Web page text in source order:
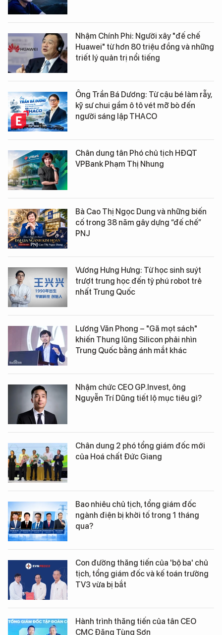
Nhậm Chính Phi: Người xây "đế chế
Huawei" từ hơn 80 triệu đồng và những
triết lý quản trị nổi tiếng
Ông Trần Bá Dương: Từ cậu bé làm rẫy,
kỹ sư chui gầm ô tô vét mỡ bò đến
người sáng lập THACO
Chân dung tân Phó chủ tịch HĐQT
VPBank Phạm Thị Nhung
Bà Cao Thị Ngọc Dung và những biến
cố trong 38 năm gây dựng “đế chế”
PNJ
Vương Hưng Hưng: Từ học sinh suýt
trượt trung học đến tỷ phú robot trẻ
nhất Trung Quốc
Lương Văn Phong – "Gã mọt sách"
khiến Thung lũng Silicon phải nhìn
Trung Quốc bằng ánh mắt khác
Nhậm chức CEO GP.Invest, ông
Nguyễn Trí Dũng tiết lộ mục tiêu gì?
Chân dung 2 phó tổng giám đốc mới
của Hoá chất Đức Giang
Bao nhiêu chủ tịch, tổng giám đốc
ngành điện bị khởi tố trong 1 tháng
qua?
Con đường thăng tiến của 'bộ ba' chủ
tịch, tổng giám đốc và kế toán trưởng
TV3 vừa bị bắt
Hành trình thăng tiến của tân CEO
CMC Đặng Tùng Sơn